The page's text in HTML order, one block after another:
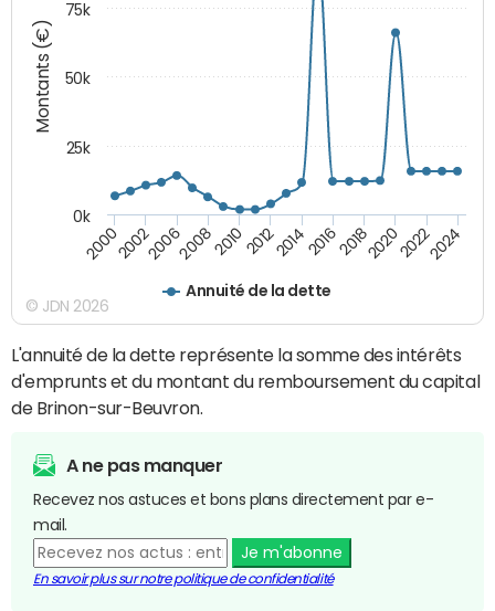
Montants (€)
Annuité de la dette
200020022006200820102012201420162018202020222024
0k
25k
50k
75k
© JDN 2026
L'annuité de la dette représente la somme des intérêts
d'emprunts et du montant du remboursement du capital
de Brinon-sur-Beuvron.
A ne pas manquer
Recevez nos astuces et bons plans directement par e-
mail.
Je m'abonne
En savoir plus sur notre politique de confidentialité